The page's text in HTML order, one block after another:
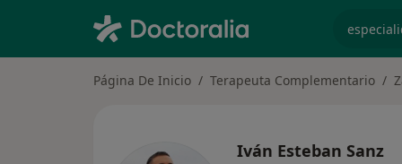
Página De Inicio Terapeuta Complementario
Iván Esteban Sanz